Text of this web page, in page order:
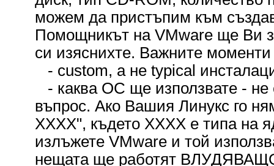
можем да пристъпим към
Помощникът на VMware ще Ви
си изяснихте. Важните моменти
- custom, а не typical
- каква ОС ще използвате - не
въпрос. Ако Вашия Линукс го
XXXX", където XXXX е типа на
излъжете VMware и той
нещата ще работят